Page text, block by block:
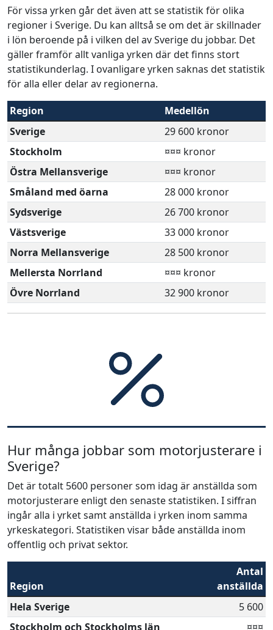
För vissa yrken går det även att se statistik för olika
regioner i Sverige. Du kan alltså se om det är skillnader
i lön beroende på i vilken del av Sverige du jobbar. Det
gäller framför allt vanliga yrken där det finns stort
statistikunderlag. I ovanligare yrken saknas det statistik
för alla eller delar av regionerna.
Region
Medellön
Sverige
29 600 kronor
Stockholm
¤¤¤ kronor
Östra Mellansverige
¤¤¤ kronor
Småland med öarna
28 000 kronor
Sydsverige
26 700 kronor
Västsverige
33 000 kronor
Norra Mellansverige
28 500 kronor
Mellersta Norrland
¤¤¤ kronor
Övre Norrland
32 900 kronor
Hur många jobbar som motorjusterare i
Sverige?
Det är totalt 5600 personer som idag är anställda som
motorjusterare enligt den senaste statistiken. I siffran
ingår alla i yrket samt anställda i yrken inom samma
yrkeskategori. Statistiken visar både anställda inom
offentlig och privat sektor.
Region
Antal
anställda
Hela Sverige
5 600
Stockholm och Stockholms län
¤¤¤